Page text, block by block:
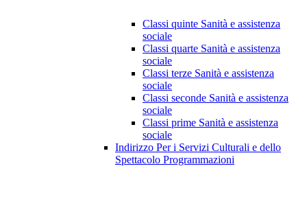
Classi quinte Sanità e assistenza
sociale
Classi quarte Sanità e assistenza
sociale
Classi terze Sanità e assistenza
sociale
Classi seconde Sanità e assistenza
sociale
Classi prime Sanità e assistenza
sociale
Indirizzo Per i Servizi Culturali e dello
Spettacolo Programmazioni